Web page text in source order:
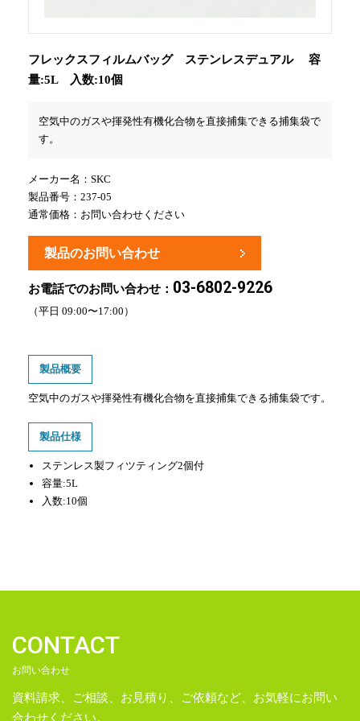
フレックスフィルムバッグ ステンレスデュアル 容
量:5L 入数:10個
空気中のガスや揮発性有機化合物を直接捕集できる捕集袋で
す。
メーカー名： SKC
製品番号：237-05
通常価格： お問い合わせください
製品のお問い合わせ
お電話でのお問い合わせ： 03-6802-9226
（平日 09:00〜17:00）
製品概要
空気中のガスや揮発性有機化合物を直接捕集できる捕集袋です。
製品仕様
ステンレス製フィツティング2個付
容量:5L
入数:10個
CONTACT
お問い合わせ
資料請求、ご相談、お見積り、ご依頼など、お気軽にお問い
合わせください。